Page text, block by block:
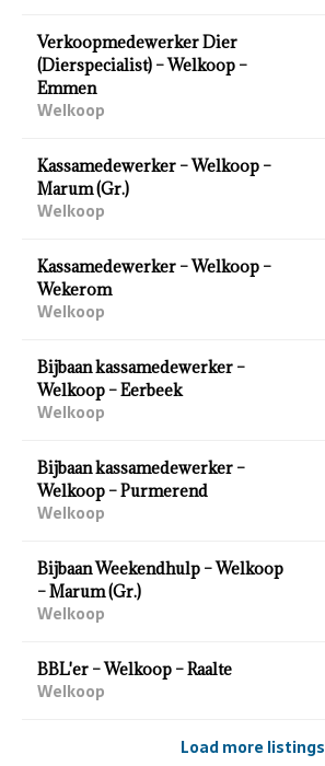
Verkoopmedewerker Dier
(Dierspecialist) – Welkoop –
Emmen
Welkoop
Kassamedewerker – Welkoop –
Marum (Gr.)
Welkoop
Kassamedewerker – Welkoop –
Wekerom
Welkoop
Bijbaan kassamedewerker –
Welkoop – Eerbeek
Welkoop
Bijbaan kassamedewerker –
Welkoop – Purmerend
Welkoop
Bijbaan Weekendhulp – Welkoop
– Marum (Gr.)
Welkoop
BBL'er – Welkoop – Raalte
Welkoop
Load more listings